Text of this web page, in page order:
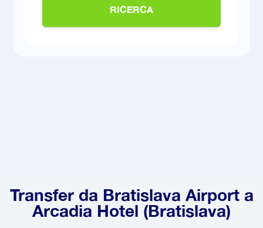
RICERCA
Transfer da Bratislava Airport a
Arcadia Hotel (Bratislava)